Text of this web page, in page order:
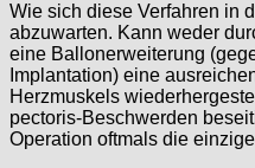
Wie sich diese Verfahren in
abzuwarten. Kann weder
eine Ballonerweiterung
Implantation) eine
Herzmuskels
pectoris-Beschwerden
Operation oftmals die